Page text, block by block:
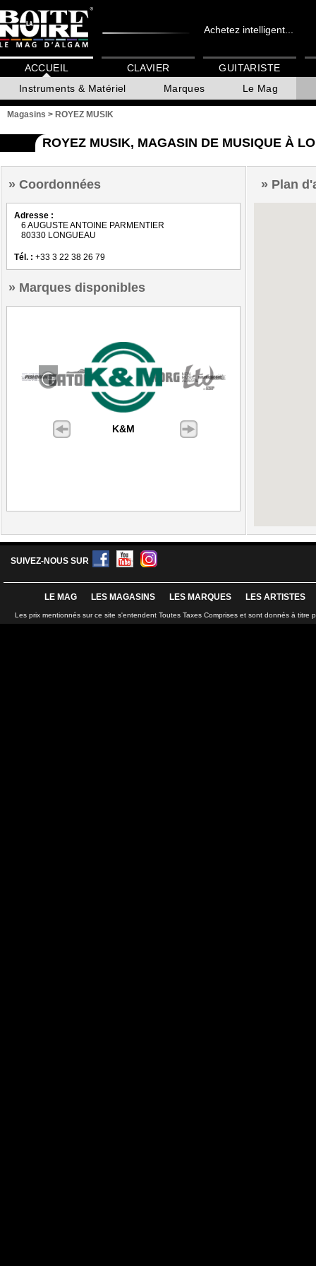
Achetez intelligent...
ACCUEIL
Instruments & Matériel
Marques Le Mag
CLAVIER GUITARISTE
Magasins > ROYEZ MUSIK
ROYEZ MUSIK, MAGASIN DE MUSIQUE À
Coordonnées
Adresse :
6 AUGUSTE ANTOINE PARMENTIER
80330 LONGUEAU
Tél. : +33 3 22 38 26 79
Marques disponibles
K&M
Plan
SUIVEZ-NOUS SUR
LE MAG LES MAGASINS LES MARQUES LES ARTISTES
Les prix mentionnés sur ce site s'entendent Toutes Taxes Comprises et sont donnés à